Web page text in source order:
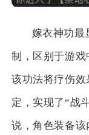
嫁衣神功最
制，区别于游戏
该功法将疗伤
定，实现了“战
说，角色装备